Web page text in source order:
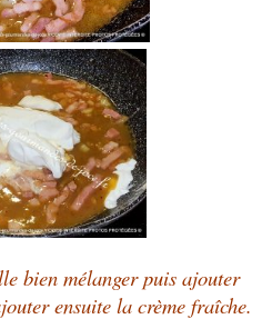
bien mélanger puis ajouter
ensuite la crème fraîche.